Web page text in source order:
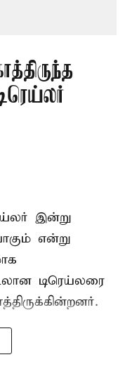
இன்று
என்று
டிரெய்லரை